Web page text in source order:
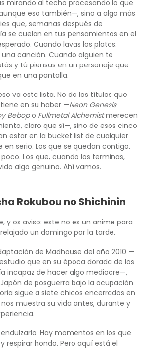
mirando al techo procesando lo que
eso también—, sino a algo más
que, semanas después de
se cuelan en tus pensamientos en el
Cuando lavas los platos.
canción. Cuando alguien te
y tú piensas en un personaje que
en una pantalla.
va esta lista. No de los títulos que
en su haber —Neon Genesis
Bebopo Fullmetal Alchemistmerecen
claro que sí—, sino de esos cinco
estar en la bucket list de cualquier
serio. Los que se quedan contigo.
Los que, cuando los terminas,
algo genuino. Ahí vamos.
Rokubou no Shichinin
y os aviso: este no es un anime para
un domingo por la tarde.
de Madhouse del año 2010 —
que en su época dorada de los
incapaz de hacer algo mediocre—,
de posguerra bajo la ocupación
sigue a siete chicos encerrados en
muestra su vida antes, durante y
endulzarlo. Hay momentos en los que
respirar hondo. Pero aquí está el